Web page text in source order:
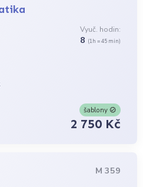
Vyuč. hodin:
8 (1h = 45 min)
šablony
2 750 Kč
M 359